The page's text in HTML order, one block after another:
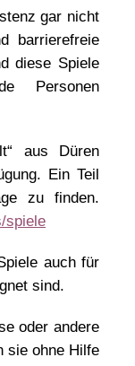
gar nicht
barrierefreie
diese Spiele
Personen
aus Düren
Ein Teil
zu finden.
spiele
auch für
sind.
oder andere
sie ohne Hilfe